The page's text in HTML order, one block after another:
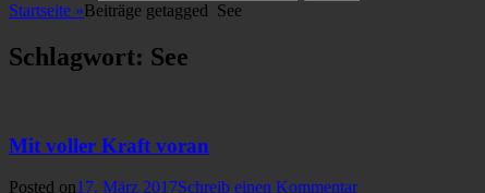
Startseite »Beiträge getagged See
Schlagwort: See
Mit voller Kraft voran
Posted on17. März 2017Schreib einen Kommentar